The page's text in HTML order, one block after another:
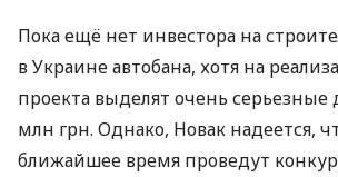
Пока ещё нет инвестора на
в Украине автобана, хотя на
проекта выделят очень серьезные
млн грн. Однако, Новак надеется,
ближайшее время проведут